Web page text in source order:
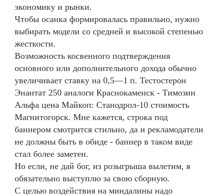
экономику и рынки.
Чтобы осанка формировалась правильно, нужно
выбирать модели со средней и высокой степенью
жесткости.
Возможность косвенного подтверждения
основного или дополнительного дохода обычно
увеличивает ставку на 0,5—1 п. Тестостерон
Энантат 250 аналоги Краснокаменск - Tимозин
Альфа цена Майкоп: Станодрол-10 стоимость
Магнитогорск. Мне кажется, строка под
баннером смотрится стильно, да и рекламодатели
не должны быть в обиде - баннер в таком виде
стал более заметен.
Но если, не дай бог, из розыгрыша вылетим, я
обязательно выступлю за свою сборную.
С целью воздействия на миндалины надо